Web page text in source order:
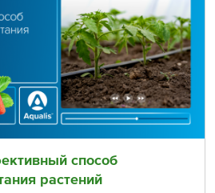
способ
растений